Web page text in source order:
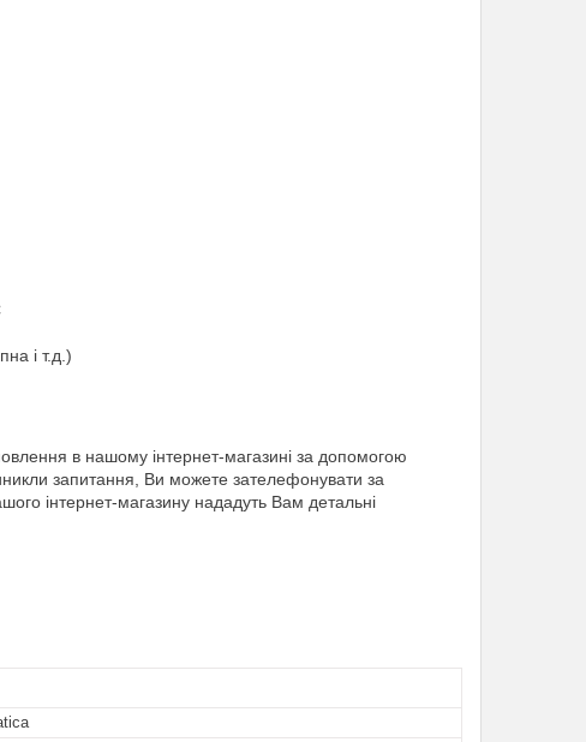
і т.д.)
в нашому інтернет-магазині за допомогою
запитання, Ви можете зателефонувати за
інтернет-магазину нададуть Вам детальні